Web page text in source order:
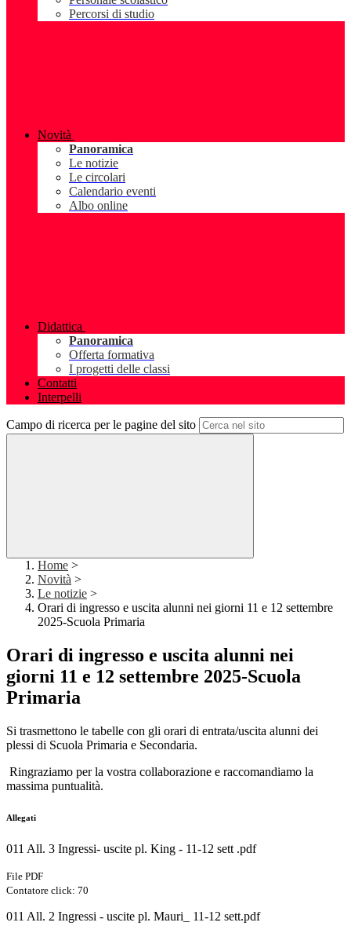
Percorsi di studio
Novità
Panoramica
Le notizie
Le circolari
Calendario eventi
Albo online
Didattica
Panoramica
Offerta formativa
I progetti delle classi
Contatti
Interpelli
Campo di ricerca per le pagine del sito
Home >
Novità >
Le notizie >
Orari di ingresso e uscita alunni nei giorni 11 e 12 settembre
2025-Scuola Primaria
Orari di ingresso e uscita alunni nei
giorni 11 e 12 settembre 2025-Scuola
Primaria
Si trasmettono le tabelle con gli orari di entrata/uscita alunni dei
plessi di Scuola Primaria e Secondaria.
Ringraziamo per la vostra collaborazione e raccomandiamo la
massima puntualità.
Allegati
011 All. 3 Ingressi- uscite pl. King - 11-12 sett .pdf
File PDF
Contatore click: 70
011 All. 2 Ingressi - uscite pl. Mauri_ 11-12 sett.pdf